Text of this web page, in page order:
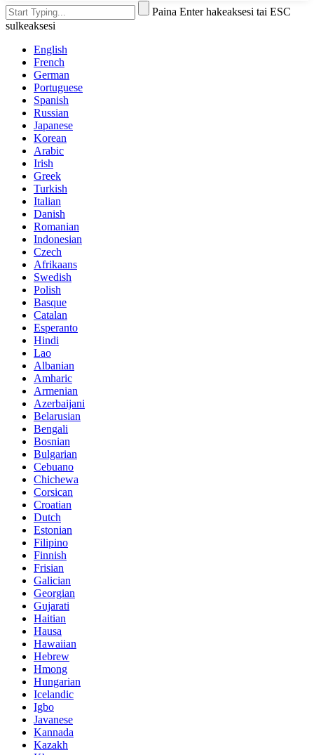
Paina Enter hakeaksesi tai ESC
sulkeaksesi
English
French
German
Portuguese
Spanish
Russian
Japanese
Korean
Arabic
Irish
Greek
Turkish
Italian
Danish
Romanian
Indonesian
Czech
Afrikaans
Swedish
Polish
Basque
Catalan
Esperanto
Hindi
Lao
Albanian
Amharic
Armenian
Azerbaijani
Belarusian
Bengali
Bosnian
Bulgarian
Cebuano
Chichewa
Corsican
Croatian
Dutch
Estonian
Filipino
Finnish
Frisian
Galician
Georgian
Gujarati
Haitian
Hausa
Hawaiian
Hebrew
Hmong
Hungarian
Icelandic
Igbo
Javanese
Kannada
Kazakh